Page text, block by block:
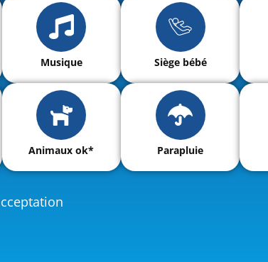
Musique Siège bébé
Animaux ok* Parapluie